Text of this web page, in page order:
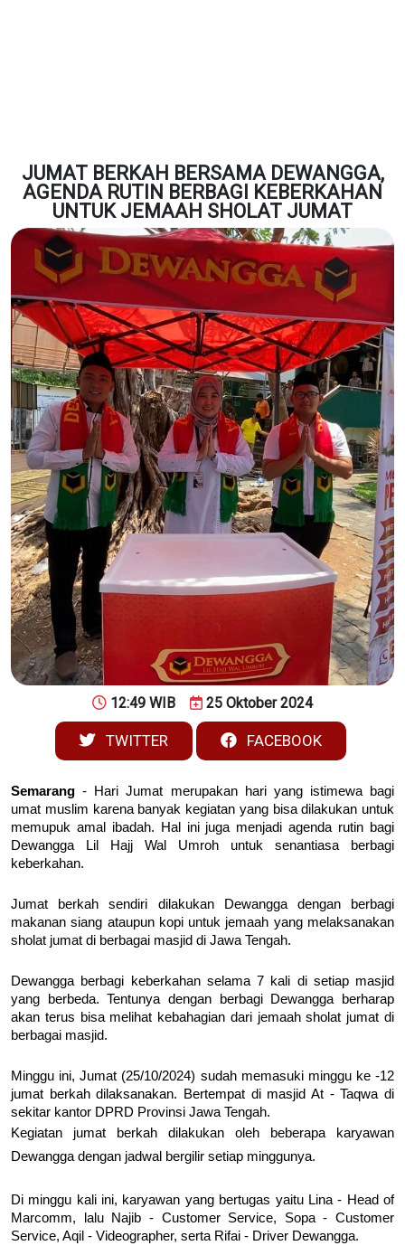
JUMAT BERKAH BERSAMA DEWANGGA,
AGENDA RUTIN BERBAGI KEBERKAHAN
UNTUK JEMAAH SHOLAT JUMAT
12:49 WIB 25 Oktober 2024
TWITTER FACEBOOK
Semarang - Hari Jumat merupakan hari yang istimewa bagi
umat muslim karena banyak kegiatan yang bisa dilakukan untuk
memupuk amal ibadah. Hal ini juga menjadi agenda rutin bagi
Dewangga Lil Hajj Wal Umroh untuk senantiasa berbagi
keberkahan.
Jumat berkah sendiri dilakukan Dewangga dengan berbagi
makanan siang ataupun kopi untuk jemaah yang melaksanakan
sholat jumat di berbagai masjid di Jawa Tengah.
Dewangga berbagi keberkahan selama 7 kali di setiap masjid
yang berbeda. Tentunya dengan berbagi Dewangga berharap
akan terus bisa melihat kebahagian dari jemaah sholat jumat di
berbagai masjid.
Minggu ini, Jumat (25/10/2024) sudah memasuki minggu ke -12
jumat berkah dilaksanakan. Bertempat di masjid At - Taqwa di
sekitar kantor DPRD Provinsi Jawa Tengah.
Kegiatan jumat berkah dilakukan oleh beberapa karyawan
Dewangga dengan jadwal bergilir setiap minggunya.
Di minggu kali ini, karyawan yang bertugas yaitu Lina - Head of
Marcomm, lalu Najib - Customer Service, Sopa - Customer
Service, Aqil - Videographer, serta Rifai - Driver Dewangga.